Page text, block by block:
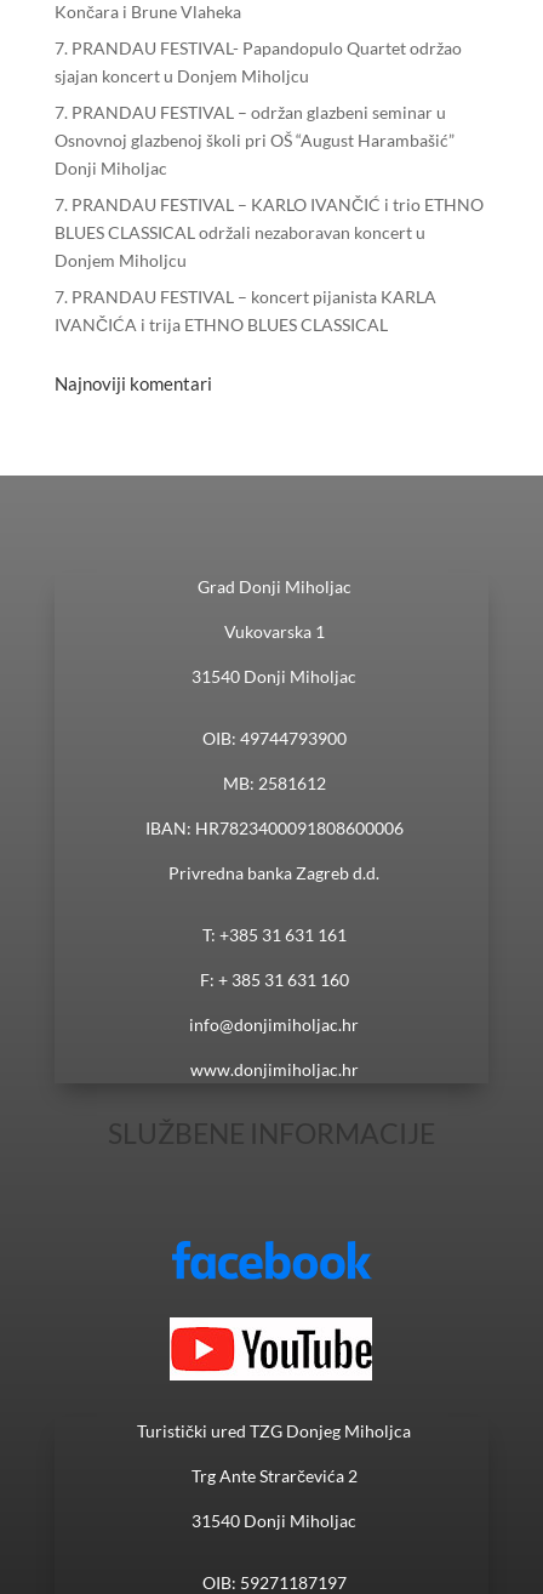
Končara i Brune Vlaheka
7. PRANDAU FESTIVAL- Papandopulo Quartet održao
sjajan koncert u Donjem Miholjcu
7. PRANDAU FESTIVAL – održan glazbeni seminar u
Osnovnoj glazbenoj školi pri OŠ “August Harambašić”
Donji Miholjac
7. PRANDAU FESTIVAL – KARLO IVANČIĆ i trio ETHNO
BLUES CLASSICAL održali nezaboravan koncert u
Donjem Miholjcu
7. PRANDAU FESTIVAL – koncert pijanista KARLA
IVANČIĆA i trija ETHNO BLUES CLASSICAL
Najnoviji komentari
Grad Donji Miholjac
Vukovarska 1
31540 Donji Miholjac
OIB: 49744793900
MB: 2581612
IBAN: HR7823400091808600006
Privredna banka Zagreb d.d.
T: +385 31 631 161
F: + 385 31 631 160
info@donjimiholjac.hr
www.donjimiholjac.hr
SLUŽBENE INFORMACIJE
Turistički ured TZG Donjeg Miholjca
Trg Ante Strarčevića 2
31540 Donji Miholjac
OIB: 59271187197